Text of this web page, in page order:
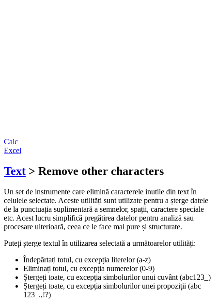
Calc
Excel
Text > Remove other characters
Un set de instrumente care elimină caracterele inutile din text în
celulele selectate. Aceste utilități sunt utilizate pentru a șterge datele
de la punctuația suplimentară a semnelor, spații, caractere speciale
etc. Acest lucru simplifică pregătirea datelor pentru analiză sau
procesare ulterioară, ceea ce le face mai pure și structurate.
Puteți șterge textul în utilizarea selectată a următoarelor utilități:
Îndepărtați totul, cu excepția literelor(a-z)
Eliminați totul, cu excepția numerelor(0-9)
Ștergeți toate, cu excepția simbolurilor unui cuvânt (abc123_)
Ștergeți toate, cu excepția simbolurilor unei propoziții (abc
123_.,!?)